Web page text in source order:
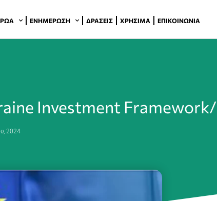
ΕΝΗΜΈΡΩΣΗ ΔΡΆΣΕΙΣ ΧΡΉΣΙΜΑ ΕΠΙΚΟΙΝΩΝΊΑ
Investment
2024